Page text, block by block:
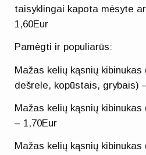
taisyklingai kapota mėsyte
1,60Eur
Pamėgti ir populiarūs:
Mažas kelių kąsnių
dešrele, kopūstais, grybais)
Mažas kelių kąsnių
– 1,70Eur
Mažas kelių kąsnių